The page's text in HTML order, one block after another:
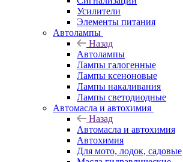
Усилители
Элементы питания
Автолампы
Назад
Автолампы
Лампы галогенные
Лампы ксеноновые
Лампы накаливания
Лампы светодиодные
Автомасла и автохимия
Назад
Автомасла и автохимия
Автохимия
Для мото, лодок, садовые